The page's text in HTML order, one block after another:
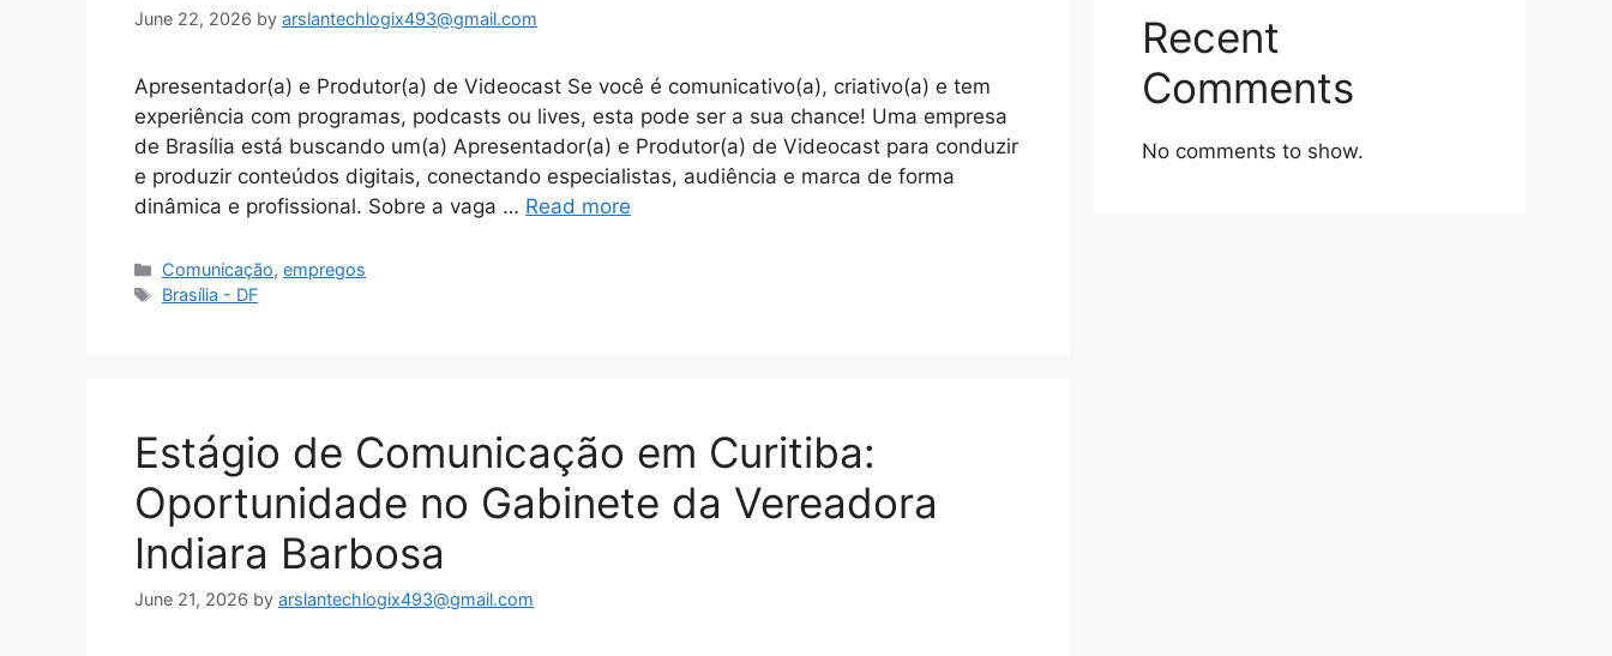
June 22, 2026 by arslantechlogix493@gmail.com
Apresentador(a) e Produtor(a) de Videocast Se você é comunicativo(a), criativo(a) e tem
experiência com programas, podcasts ou lives, esta pode ser a sua chance! Uma empresa
de Brasília está buscando um(a) Apresentador(a) e Produtor(a) de Videocast para conduzir
e produzir conteúdos digitais, conectando especialistas, audiência e marca de forma
dinâmica e profissional. Sobre a vaga … Read more
Categories
Comunicação,empregos
Tags
Brasília - DF
Estágio de Comunicação em Curitiba:
Oportunidade no Gabinete da Vereadora
Indiara Barbosa
June 21, 2026 by arslantechlogix493@gmail.com
Recent
Comments
No comments to show.